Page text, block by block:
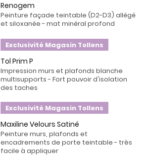
Renogem
Peinture façade teintable (D2-D3) allégé
et siloxanée - mat minéral profond
Exclusivité Magasin Tollens
Tol Prim P
Impression murs et plafonds blanche
multisupports - Fort pouvoir d'isolation
des taches
Exclusivité Magasin Tollens
Maxiline Velours Satiné
Peinture murs, plafonds et
encadrements de porte teintable - très
facile à appliquer